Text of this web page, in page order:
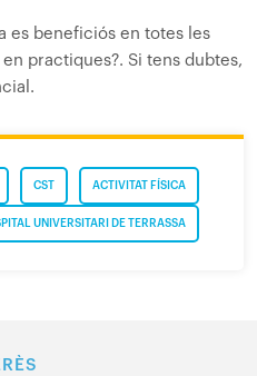
es beneficiós en totes les
practiques?. Si tens dubtes,
ACTIVITAT FÍSICA
CST
UNIVERSITARI DE TERRASSA